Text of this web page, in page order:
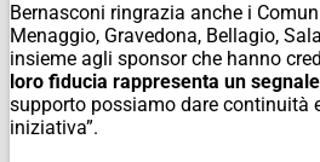
Bernasconi ringrazia anche i
Menaggio, Gravedona, Bellagio,
insieme agli sponsor che hanno
loro fiducia rappresenta un
supporto possiamo dare continuità
iniziativa”.